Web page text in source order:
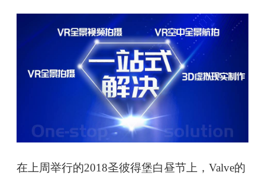
在上周举行的2018圣彼得堡白昼节上，Valve的